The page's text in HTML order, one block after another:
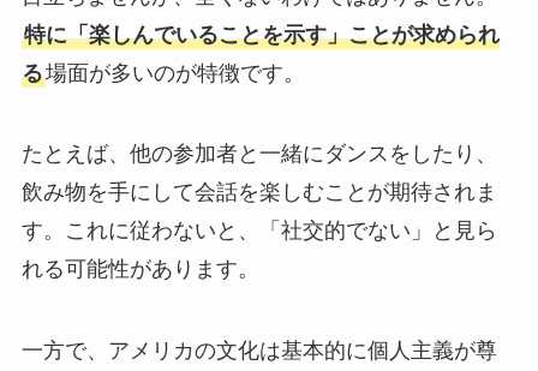
特に「楽しんでいることを示す」ことが求められ
る場面が多いのが特徴です。
たとえば、他の参加者と一緒にダンスをしたり、
飲み物を手にして会話を楽しむことが期待されま
す。これに従わないと、「社交的でない」と見ら
れる可能性があります。
一方で、アメリカの文化は基本的に個人主義が尊